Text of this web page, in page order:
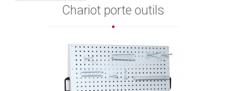
Chariot porte outils